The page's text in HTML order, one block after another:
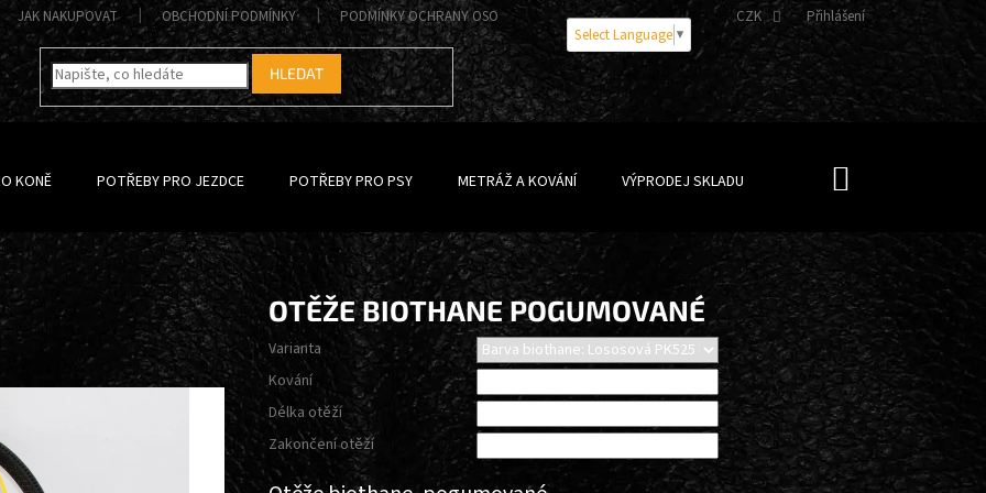
JAK NAKUPOVAT OBCHODNÍ PODMÍNKY PODMÍNKY OCHRANY OSOBNÍCH ÚDAJŮ CZK Přihlášení
Select Language ▼
HLEDAT
KONĚ POTŘEBY PRO JEZDCE POTŘEBY PRO PSY METRÁŽ A KOVÁNÍ VÝPRODEJ SKLADU
OTĚŽE BIOTHANE POGUMOVANÉ
Varianta
Kování
Délka otěží
Zakončení otěží